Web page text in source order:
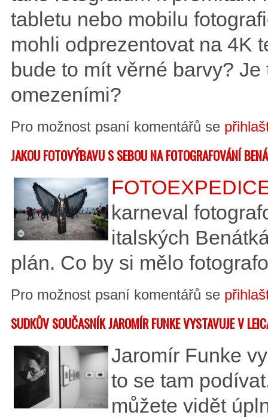
tabletu nebo mobilu
mohli odprezentovat na 4K
bude to mít věrné barvy?
omezeními?
Pro možnost psaní komentářů se
JAKOU FOTOVÝBAVU S SEBOU NA FOTOGRAFOVÁNÍ
karneval
italských
plán. Co by si mělo
Pro možnost psaní komentářů se
SUDKŮV SOUČASNÍK JAROMÍR FUNKE VYSTAVUJE V
Jaromír Funke
to se tam
můžete vidět